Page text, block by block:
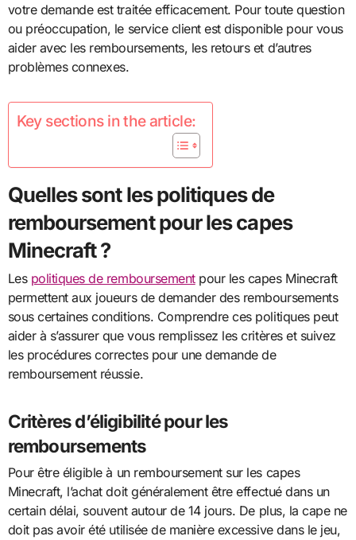
votre demande est traitée efficacement. Pour toute question
ou préoccupation, le service client est disponible pour vous
aider avec les remboursements, les retours et d’autres
problèmes connexes.
Key sections in the article:
Quelles sont les politiques de
remboursement pour les capes
Minecraft ?
Les politiques de remboursementpour les capes Minecraft
permettent aux joueurs de demander des remboursements
sous certaines conditions. Comprendre ces politiques peut
aider à s’assurer que vous remplissez les critères et suivez
les procédures correctes pour une demande de
remboursement réussie.
Critères d’éligibilité pour les
remboursements
Pour être éligible à un remboursement sur les capes
Minecraft, l’achat doit généralement être effectué dans un
certain délai, souvent autour de 14 jours. De plus, la cape ne
doit pas avoir été utilisée de manière excessive dans le jeu,